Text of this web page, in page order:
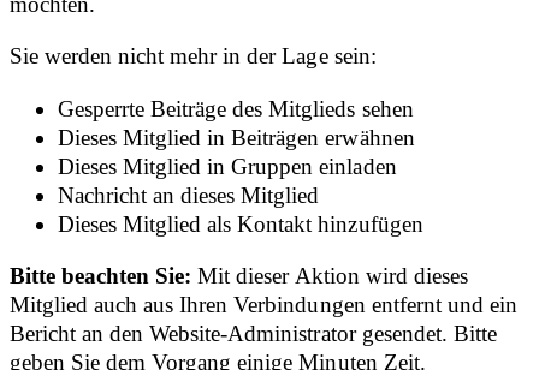
Sie werden nicht mehr in der Lage sein:
Gesperrte Beiträge des Mitglieds sehen
Dieses Mitglied in Beiträgen erwähnen
Dieses Mitglied in Gruppen einladen
Nachricht an dieses Mitglied
Dieses Mitglied als Kontakt hinzufügen
Bitte beachten Sie:Mit dieser Aktion wird dieses
Mitglied auch aus Ihren Verbindungen entfernt und ein
Bericht an den Website-Administrator gesendet. Bitte
geben Sie dem Vorgang einige Minuten Zeit.